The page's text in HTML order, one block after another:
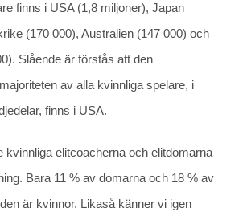
finns i USA (1,8 miljoner), Japan
(170 000), Australien (147 000) och
Slående är förstås att den
av alla kvinnliga spelare, i
finns i USA.
kvinnliga elitcoacherna och elitdomarna
Bara 11 % av domarna och 18 % av
är kvinnor. Likaså känner vi igen